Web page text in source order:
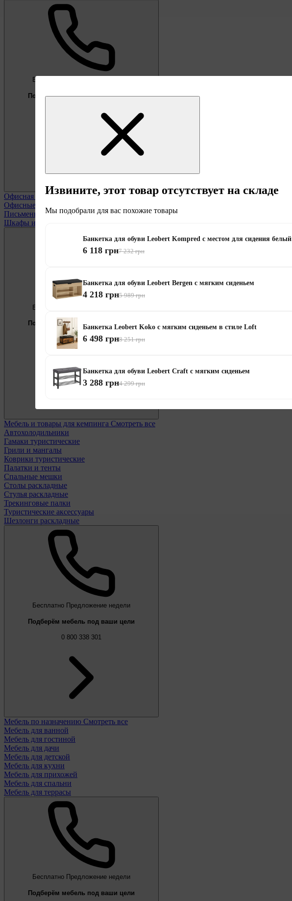
Бесплатно
Подберём мебель под ваши цели
Офисная мебельСмотреть все
Офисные кресла
Письменные столы
Шкафы и полки офисные
Бесплатно
Подберём мебель под ваши цели
0 800 338 301
Мебель и товары для кемпинга Смотреть все
Автохолодильники
Гамаки туристические
Грили и мангалы
Коврики туристические
Палатки и тенты
Спальные мешки
Столы раскладные
Стулья раскладные
Трекинговые палки
Туристические аксессуары
Шезлонги раскладные
Бесплатно Предложение недели
Подберём мебель под ваши цели
0 800 338 301
Мебель по назначению Смотреть все
Мебель для ванной
Мебель для гостиной
Мебель для дачи
Мебель для детской
Мебель для кухни
Мебель для прихожей
Мебель для спальни
Мебель для террасы
Бесплатно Предложение недели
Подберём мебель под ваши цели
Извините, этот товар отсутствует на складе
Мы подобрали для вас похожие товары
Банкетка для обуви Leobert Kompred с местом для сидения белый
6 118 грн7 232 грн
Банкетка для обуви Leobert Bergen с мягким сиденьем
4 218 грн5 989 грн
Банкетка Leobert Koko с мягким сиденьем в стиле Loft
6 498 грн8 251 грн
Банкетка для обуви Leobert Craft с мягким сиденьем
3 288 грн4 299 грн